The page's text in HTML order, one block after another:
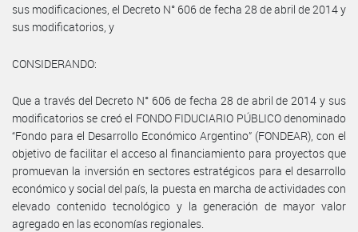
sus modificaciones, el Decreto N° 606 de fecha 28 de abril de 2014 y
sus modificatorios, y
CONSIDERANDO:
Que a través del Decreto N° 606 de fecha 28 de abril de 2014 y sus
modificatorios se creó el FONDO FIDUCIARIO PÚBLICO denominado
“Fondo para el Desarrollo Económico Argentino” (FONDEAR), con el
objetivo de facilitar el acceso al financiamiento para proyectos que
promuevan la inversión en sectores estratégicos para el desarrollo
económico y social del país, la puesta en marcha de actividades con
elevado contenido tecnológico y la generación de mayor valor
agregado en las economías regionales.